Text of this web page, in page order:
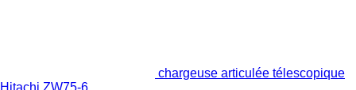
chargeuse articulée télescopique
Hitachi ZW75-6